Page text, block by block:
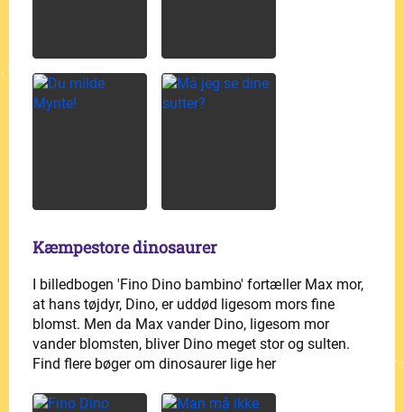
Kæmpestore dinosaurer
I billedbogen 'Fino Dino bambino' fortæller Max mor,
at hans tøjdyr, Dino, er uddød ligesom mors fine
blomst. Men da Max vander Dino, ligesom mor
vander blomsten, bliver Dino meget stor og sulten.
Find flere bøger om dinosaurer lige her